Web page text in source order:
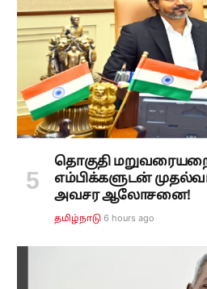
தொகுதி
எம்பிக்களுடன்
அவசர ஆலோசனை!
தமிழ்நாடு 6 hours ago